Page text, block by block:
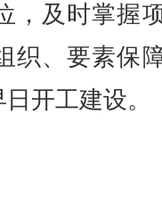
，及时掌握
织、要素保
开工建设。